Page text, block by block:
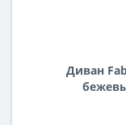
Диван